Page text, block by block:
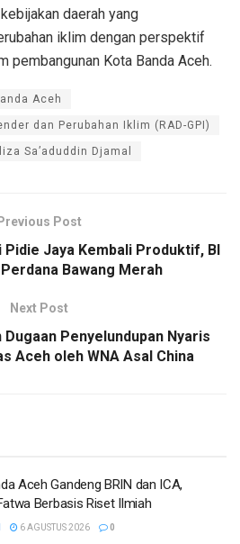
daerah yang
iklim dengan perspektif
pembangunan Kota Banda Aceh.
Aceh
dan Perubahan Iklim (RAD-GPI)
Sa’aduddin Djamal
Post
Pidie Jaya Kembali Produktif, BI
Bawang Merah
Next Post
Dugaan Penyelundupan Nyaris
Aceh oleh WNA Asal China
Aceh Gandeng BRIN dan ICA,
Berbasis Riset Ilmiah
6 AGUSTUS 2026 0